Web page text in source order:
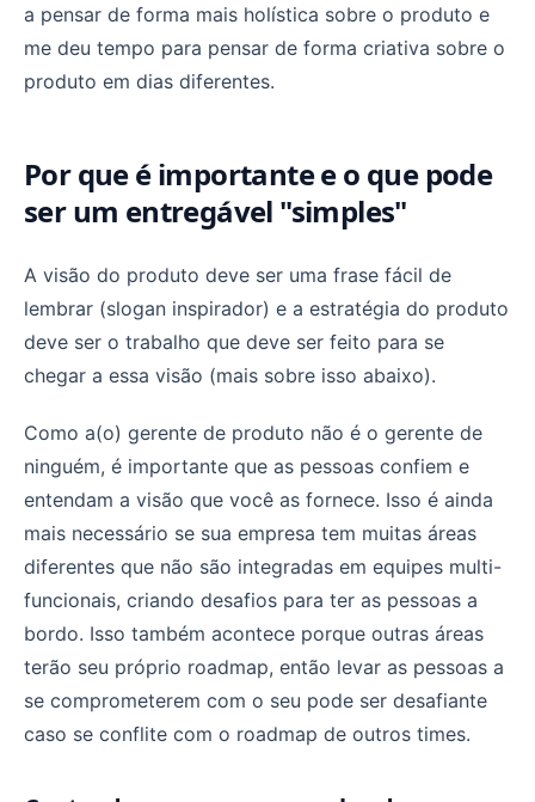
a pensar de forma mais holística sobre o produto e
me deu tempo para pensar de forma criativa sobre o
produto em dias diferentes.
Por que é importante e o que pode
ser um entregável "simples"
A visão do produto deve ser uma frase fácil de
lembrar (slogan inspirador) e a estratégia do produto
deve ser o trabalho que deve ser feito para se
chegar a essa visão (mais sobre isso abaixo).
Como a(o) gerente de produto não é o gerente de
ninguém, é importante que as pessoas confiem e
entendam a visão que você as fornece. Isso é ainda
mais necessário se sua empresa tem muitas áreas
diferentes que não são integradas em equipes multi-
funcionais, criando desafios para ter as pessoas a
bordo. Isso também acontece porque outras áreas
terão seu próprio roadmap, então levar as pessoas a
se comprometerem com o seu pode ser desafiante
caso se conflite com o roadmap de outros times.